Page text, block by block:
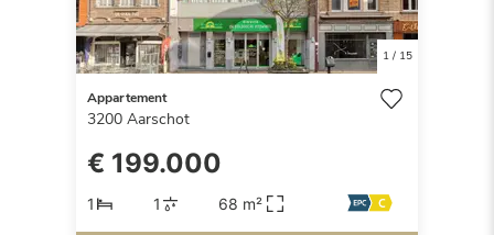
1/ 15
Appartement
3200 Aarschot
€ 199.000
1 1 68 m²